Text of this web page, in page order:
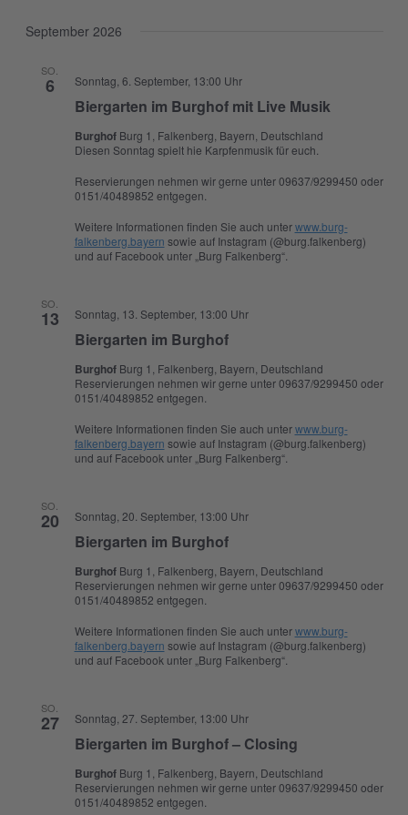
September 2026
SO.
6
Biergarten im Burghof mit Live Musik
Sonntag, 6. September, 13:00 Uhr
Burghof Burg 1, Falkenberg, Bayern, Deutschland
Diesen Sonntag spielt hie Karpfenmusik für euch.
Reservierungen nehmen wir gerne unter 09637/9299450 oder
0151/40489852 entgegen.
Weitere Informationen finden Sie auch unterwww.burg-
falkenberg.bayern sowie auf Instagram (@burg.falkenberg)
und auf Facebook unter „Burg Falkenberg“.
SO.
13
Biergarten im Burghof
Sonntag, 13. September, 13:00 Uhr
Burghof Burg 1, Falkenberg, Bayern, Deutschland
Reservierungen nehmen wir gerne unter 09637/9299450 oder
0151/40489852 entgegen.
Weitere Informationen finden Sie auch unterwww.burg-
falkenberg.bayern sowie auf Instagram (@burg.falkenberg)
und auf Facebook unter „Burg Falkenberg“.
SO.
20
Biergarten im Burghof
Sonntag, 20. September, 13:00 Uhr
Burghof Burg 1, Falkenberg, Bayern, Deutschland
Reservierungen nehmen wir gerne unter 09637/9299450 oder
0151/40489852 entgegen.
Weitere Informationen finden Sie auch unterwww.burg-
falkenberg.bayern sowie auf Instagram (@burg.falkenberg)
und auf Facebook unter „Burg Falkenberg“.
SO.
27
Biergarten im Burghof – Closing
Sonntag, 27. September, 13:00 Uhr
Burghof Burg 1, Falkenberg, Bayern, Deutschland
Reservierungen nehmen wir gerne unter 09637/9299450 oder
0151/40489852 entgegen.